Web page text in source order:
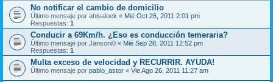
No notificar el cambio de domicilio
Último mensaje por ahisaloek « Mié Oct 26, 2011 2:01 pm
Respuestas: 1
Conducir a 69Km/h. ¿Eso es conducción temeraria?
Último mensaje por Jansoni0 « Mié Sep 28, 2011 12:52 pm
Respuestas: 1
Multa exceso de velocidad y RECURRIR. AYUDA!
Último mensaje por pablo_astor « Vie Ago 26, 2011 11:27 am